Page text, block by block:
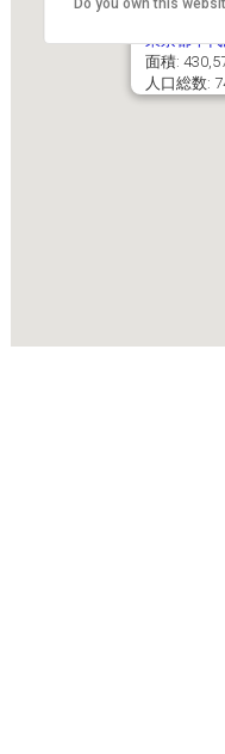
東京都千
面積:
人口総数:
Do you own this